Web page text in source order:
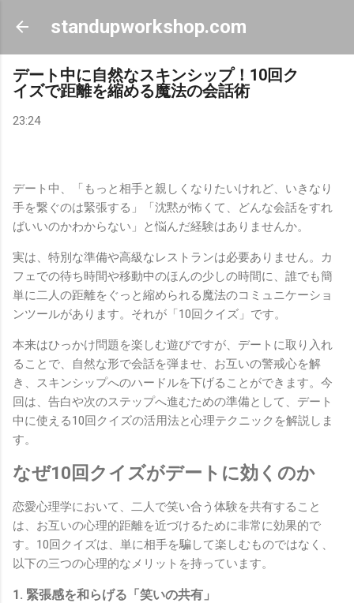
スキップしてメイン コンテンツに移動
standupworkshop.com
デート中に自然なスキンシップ！10回ク
イズで距離を縮める魔法の会話術
23:24
デート中、「もっと相手と親しくなりたいけれど、いきなり
手を繋ぐのは緊張する」「沈黙が怖くて、どんな会話をすれ
ばいいのかわからない」と悩んだ経験はありませんか。
実は、特別な準備や高級なレストランは必要ありません。カ
フェでの待ち時間や移動中のほんの少しの時間に、誰でも簡
単に二人の距離をぐっと縮められる魔法のコミュニケーショ
ンツールがあります。それが「10回クイズ」です。
本来はひっかけ問題を楽しむ遊びですが、デートに取り入れ
ることで、自然な形で会話を弾ませ、お互いの警戒心を解
き、スキンシップへのハードルを下げることができます。今
回は、告白や次のステップへ進むための準備として、デート
中に使える10回クイズの活用法と心理テクニックを解説しま
す。
なぜ10回クイズがデートに効くのか
恋愛心理学において、二人で笑い合う体験を共有すること
は、お互いの心理的距離を近づけるために非常に効果的で
す。10回クイズは、単に相手を騙して楽しむものではなく、
以下の三つの心理的なメリットを持っています。
1. 緊張感を和らげる「笑いの共有」